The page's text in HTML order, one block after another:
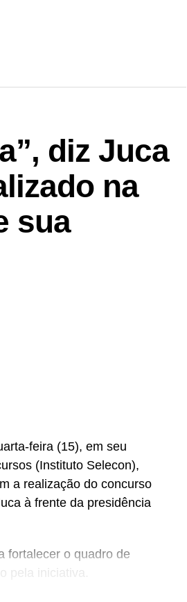
diz Juca
na
sua
feira (15), em seu
(Instituto Selecon),
a realização do concurso
à frente da presidência
fortalecer o quadro de
pela iniciativa.